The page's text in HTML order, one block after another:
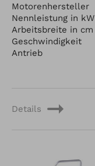
Motorenhersteller
Nennleistung in kW
Arbeitsbreite in cm
Geschwindigkeit
Antrieb
Details